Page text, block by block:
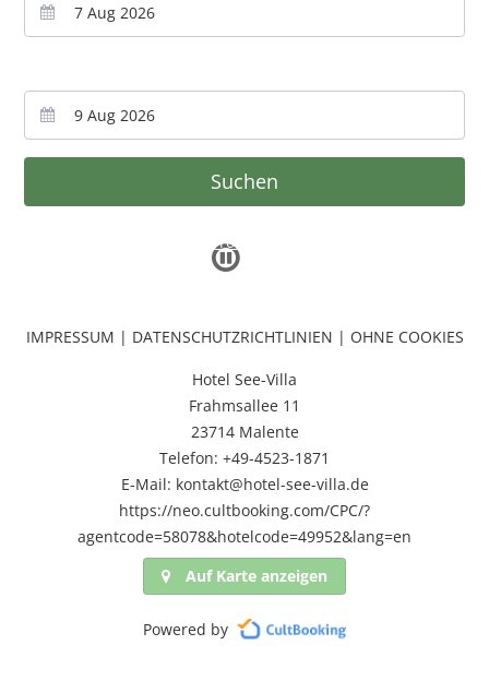
Haben Sie einen Promocode?
IMPRESSUM | DATENSCHUTZRICHTLINIEN | OHNE COOKIES
Hotel See-Villa
Frahmsallee 11
23714 Malente
Telefon: +49-4523-1871
E-Mail: kontakt@hotel-see-villa.de
https://neo.cultbooking.com/CPC/?
agentcode=58078&hotelcode=49952&lang=en
Auf Karte anzeigen
Powered by